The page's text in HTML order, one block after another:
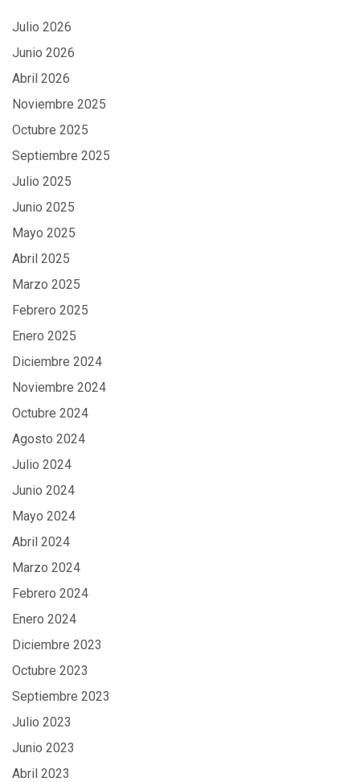
Julio 2026
Junio 2026
Abril 2026
Noviembre 2025
Octubre 2025
Septiembre 2025
Julio 2025
Junio 2025
Mayo 2025
Abril 2025
Marzo 2025
Febrero 2025
Enero 2025
Diciembre 2024
Noviembre 2024
Octubre 2024
Agosto 2024
Julio 2024
Junio 2024
Mayo 2024
Abril 2024
Marzo 2024
Febrero 2024
Enero 2024
Diciembre 2023
Octubre 2023
Septiembre 2023
Julio 2023
Junio 2023
Abril 2023